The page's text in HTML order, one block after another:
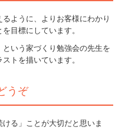
ように、よりお客様にわかり
目標にしています。
いう家づくり勉強会の先生を
トを描いています。
うぞ
る」ことが大切だと思いま